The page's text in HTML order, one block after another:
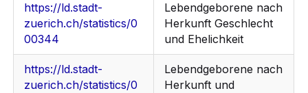
https://ld.stadt-
zuerich.ch/statistics/0
00344
Lebendgeborene nach
Herkunft Geschlecht
und Ehelichkeit
https://ld.stadt-
zuerich.ch/statistics/0
Lebendgeborene nach
Herkunft und